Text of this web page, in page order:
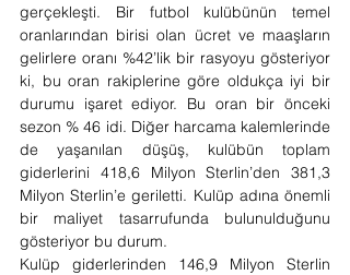
gerçekleşti. Bir futbol kulübünün temel
oranlarından birisi olan ücret ve maaşların
gelirlere oranı %42’lik bir rasyoyu gösteriyor
ki, bu oran rakiplerine göre oldukça iyi bir
durumu işaret ediyor. Bu oran bir önceki
sezon % 46 idi. Diğer harcama kalemlerinde
de yaşanılan düşüş, kulübün toplam
giderlerini 418,6 Milyon Sterlin’den 381,3
Milyon Sterlin’e geriletti. Kulüp adına önemli
bir maliyet tasarrufunda bulunulduğunu
gösteriyor bu durum.
Kulüp giderlerinden 146,9 Milyon Sterlin